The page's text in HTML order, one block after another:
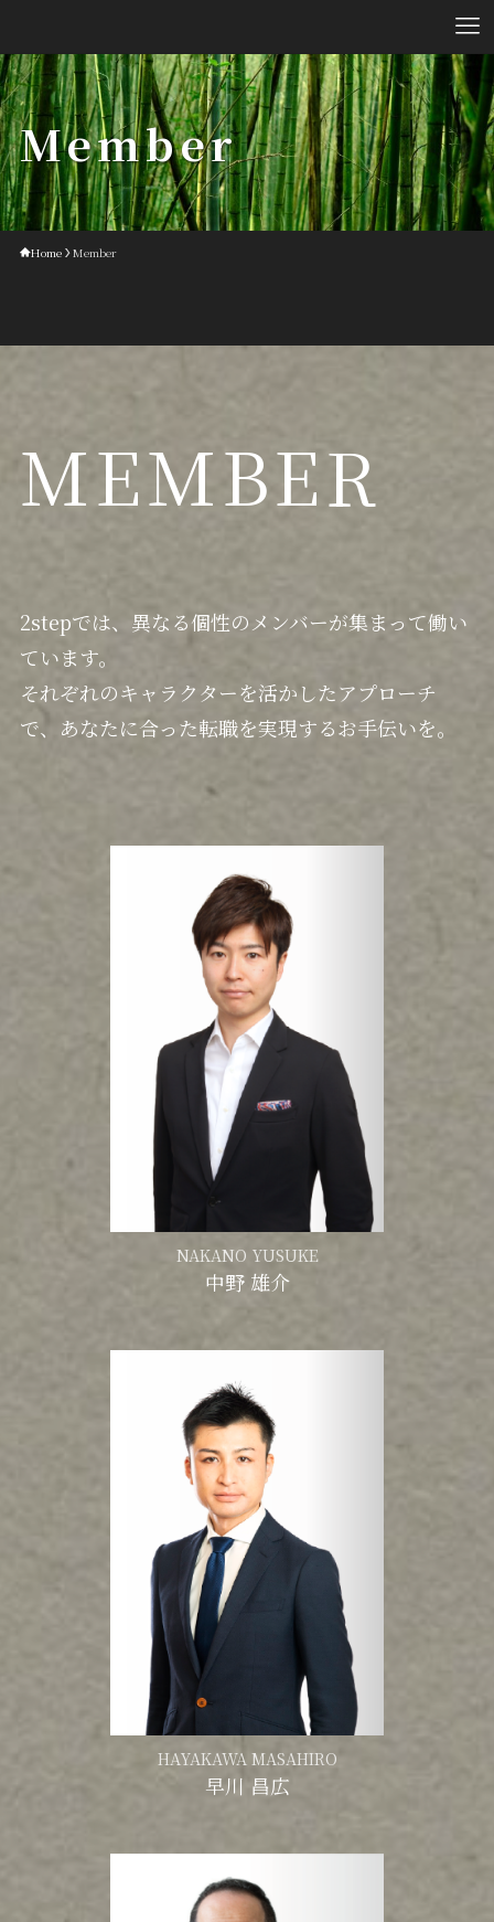
Member
Home Member
MEMBER
2stepでは、異なる個性のメンバーが集まって働い
ています。
それぞれのキャラクターを活かしたアプローチ
で、あなたに合った転職を実現するお手伝いを。
NAKANO YUSUKE
中野 雄介
HAYAKAWA MASAHIRO
早川 昌広